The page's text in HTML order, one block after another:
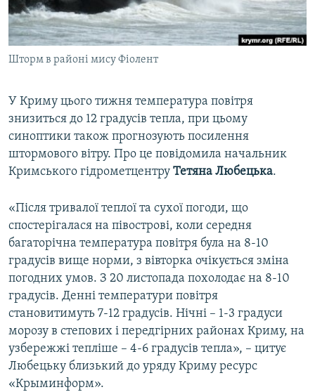
ВІДЕОУРОКИ «ELIFBE»
СВІДЧЕННЯ ОКУПАЦІЇ
УКРАЇНСЬКА ПРОБЛЕМА КРИМУ
Русский
Qırımtatar
Усі сайти RFE/RL
Шторм в районі мису Фіолент
У Криму цього тижня температура повітря
знизиться до 12 градусів тепла, при цьому
синоптики також прогнозують посилення
штормового вітру. Про це повідомила начальник
Кримського гідрометцентру Тетяна Любецька.
«Після тривалої теплої та сухої погоди, що
спостерігалася на півострові, коли середня
багаторічна температура повітря була на 8-10
градусів вище норми, з вівторка очікується зміна
погодних умов. З 20 листопада похолодає на 8-10
градусів. Денні температури повітря
становитимуть 7-12 градусів. Нічні – 1-3 градуси
морозу в степових і передгірних районах Криму, на
узбережжі тепліше – 4-6 градусів тепла», – цитує
Любецьку близький до уряду Криму ресурс
«Крыминформ».